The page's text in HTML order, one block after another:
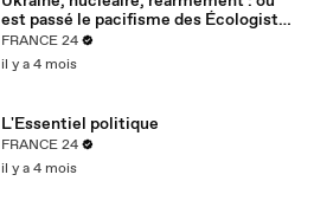
est passé le pacifisme des Écologistes
?
FRANCE 24
il y a 4 mois
L'Essentiel politique
FRANCE 24
il y a 4 mois